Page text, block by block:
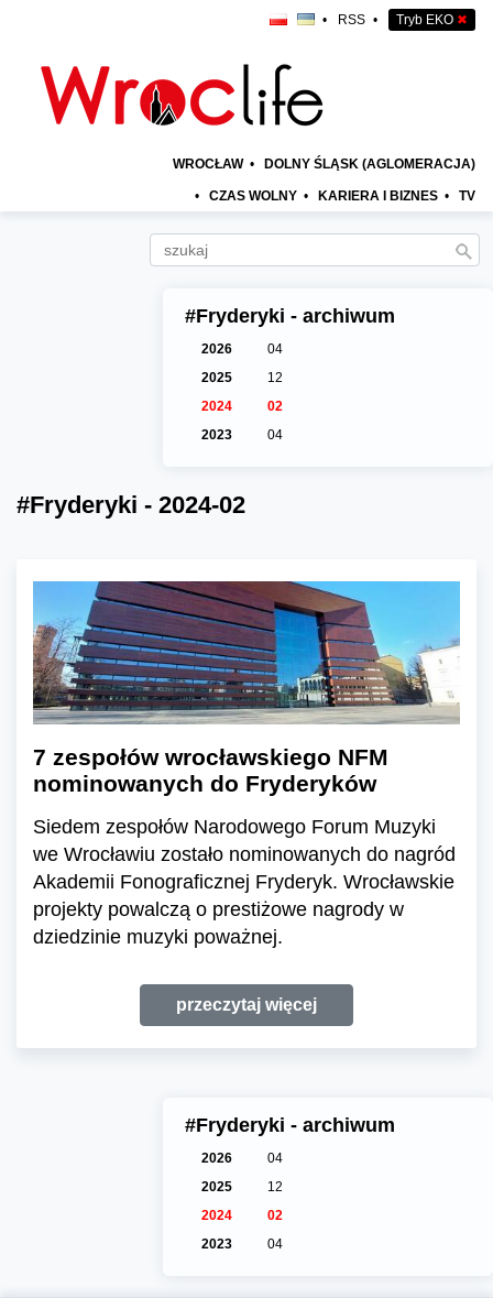
• RSS • Tryb EKO ✖
WROCŁAW • DOLNY ŚLĄSK (AGLOMERACJA)
• CZAS WOLNY • KARIERA I BIZNES • TV
#Fryderyki - archiwum
2026
04
2025
12
2024
02
2023
04
#Fryderyki - 2024-02
7 zespołów wrocławskiego NFM
nominowanych do Fryderyków
Siedem zespołów Narodowego Forum Muzyki
we Wrocławiu zostało nominowanych do nagród
Akademii Fonograficznej Fryderyk. Wrocławskie
projekty powalczą o prestiżowe nagrody w
dziedzinie muzyki poważnej.
przeczytaj więcej
#Fryderyki - archiwum
2026
04
2025
12
2024
02
2023
04